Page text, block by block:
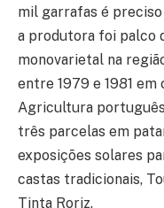
mil garrafas é preciso
a produtora foi palco
monovarietal na
entre 1979 e 1981
Agricultura
três parcelas em
exposições solares
castas tradicionais,
Tinta Roriz.